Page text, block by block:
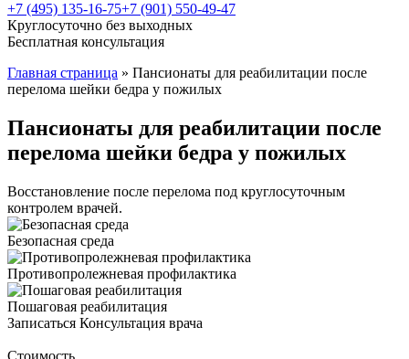
+7 (495) 135-16-75+7 (901) 550-49-47
Круглосуточно без выходных
Бесплатная консультация
Главная страница » Пансионаты для реабилитации после
перелома шейки бедра у пожилых
Пансионаты для реабилитации после
перелома шейки бедра у пожилых
Восстановление после перелома под круглосуточным
контролем врачей.
Безопасная среда
Противопролежневая профилактика
Пошаговая реабилитация
Записаться Консультация врача
Стоимость